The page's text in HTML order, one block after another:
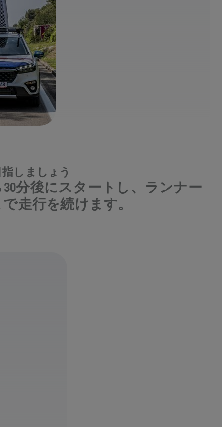
しましょう
分後にスタートし、ランナー
走行を続けます。